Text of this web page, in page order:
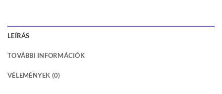
LEÍRÁS
TOVÁBBI INFORMÁCIÓK
VÉLEMÉNYEK (0)